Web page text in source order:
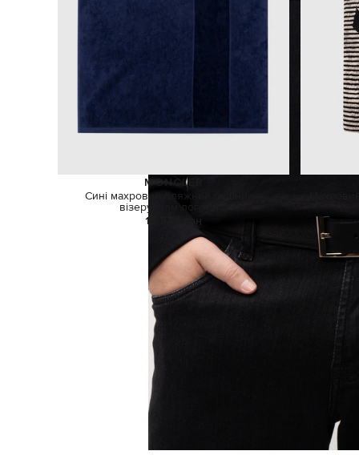
MONCLER
Сині махровий пляжний рушник з
візерунком логотипа
19 544 грн